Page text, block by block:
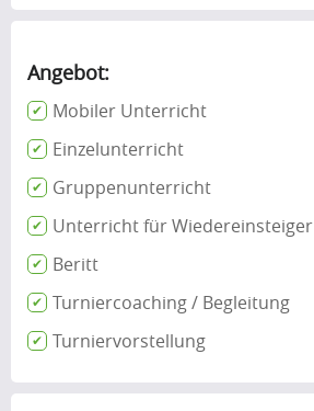
Angebot:
Mobiler Unterricht
Einzelunterricht
Gruppenunterricht
Unterricht für Wiedereinsteiger
Beritt
Turniercoaching / Begleitung
Turniervorstellung